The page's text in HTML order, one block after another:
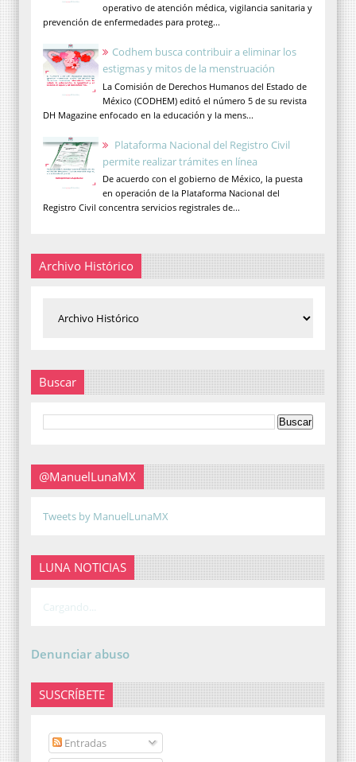
operativo de atención médica, vigilancia sanitaria y
prevención de enfermedades para proteg...
Codhem busca contribuir a eliminar los
estigmas y mitos de la menstruación
La Comisión de Derechos Humanos del Estado de
México (CODHEM) editó el número 5 de su revista
DH Magazine enfocado en la educación y la mens...
Plataforma Nacional del Registro Civil
permite realizar trámites en línea
De acuerdo con el gobierno de México, la puesta
en operación de la Plataforma Nacional del
Registro Civil concentra servicios registrales de...
Archivo Histórico
Buscar
@ManuelLunaMX
Tweets by ManuelLunaMX
LUNA NOTICIAS
Cargando...
Denunciar abuso
SUSCRÍBETE
Entradas